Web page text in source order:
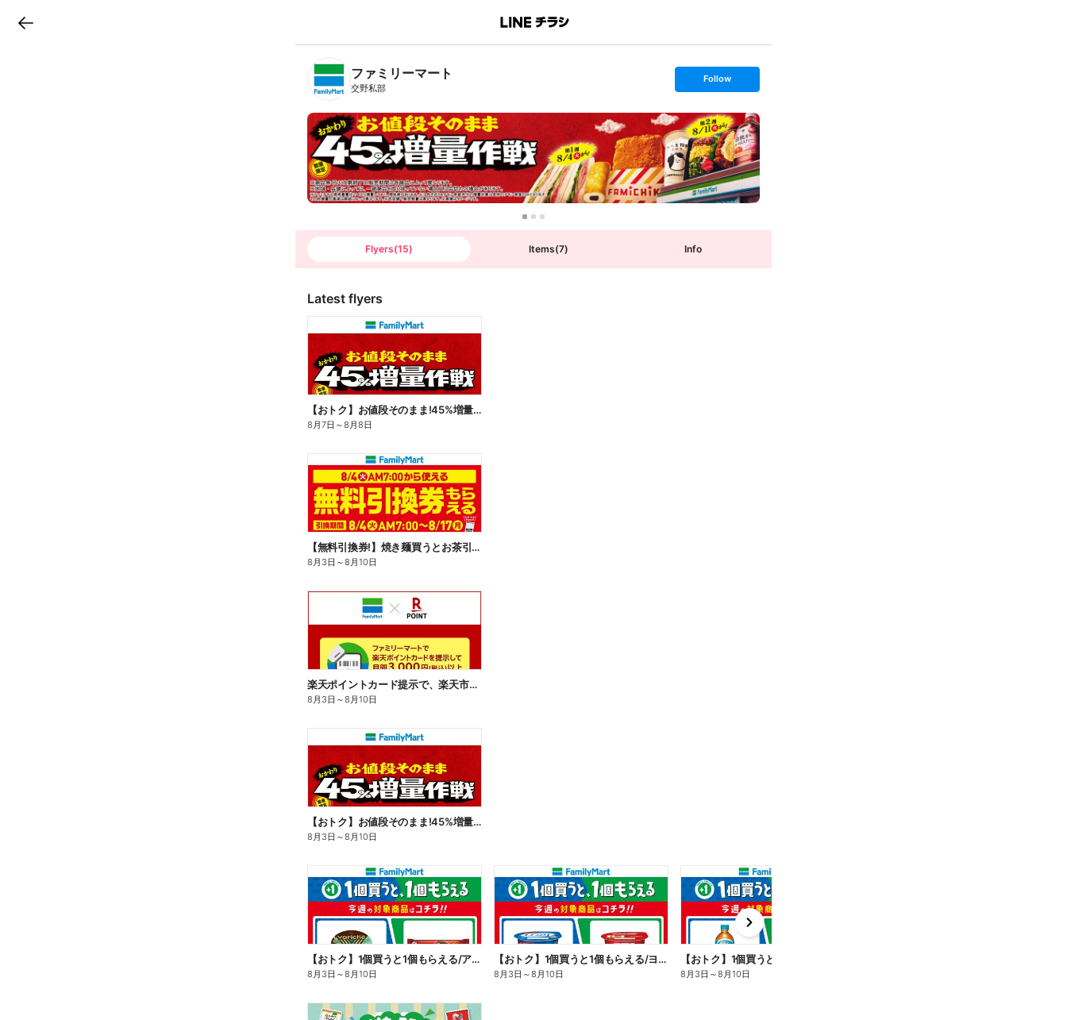
B
n
T
ファミリーマート
交野私部
s
t
o
l
l
o
w
Follow
Flyers(15) Items(7) Info
Latest flyers
【おトク】お値段そのまま!45%増量作戦!
8月7日 ～8月8日
【無料引換券!】焼き麺買うとお茶引換券貰える!
8月3日 ～8月10日
楽天ポイントカード提示で、楽天市場でのお買い物がおトクに!
8月3日 ～8月10日
【おトク】お値段そのまま!45%増量作戦!
8月3日 ～8月10日
【おトク】1個買うと1個もらえる/アイス
8月3日 ～8月10日
【おトク】1個買うと1個もらえる/ヨーグルト
8月3日 ～8月10日
【おトク】1個買うと1個もらえる/麦茶
8月3日 ～8月10日
e
x
t